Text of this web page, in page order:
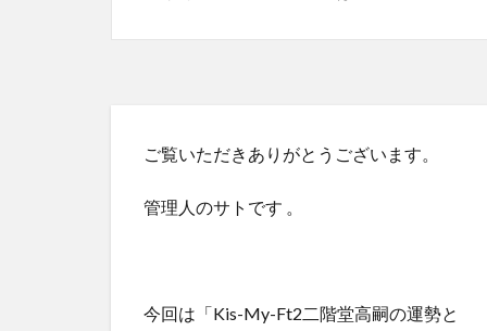
ご覧いただきありがとうございます。
管理人のサトです 。
今回は「Kis-My-Ft2二階堂高嗣の運勢と